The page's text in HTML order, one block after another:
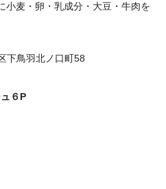
小麦・卵・乳成分・大豆・牛肉を
下鳥羽北ノ口町58
６P